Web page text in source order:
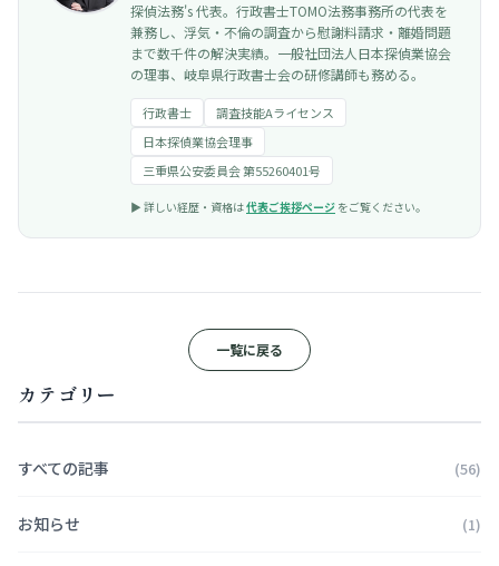
探偵法務's 代表。行政書士TOMO法務事務所の代表を
兼務し、浮気・不倫の調査から慰謝料請求・離婚問題
まで数千件の解決実績。一般社団法人日本探偵業協会
の理事、岐阜県行政書士会の研修講師も務める。
行政書士
調査技能Aライセンス
日本探偵業協会理事
三重県公安委員会 第55260401号
▶︎ 詳しい経歴・資格は代表ご挨拶ページ をご覧ください。
一覧に戻る
カテゴリー
すべての記事 (56)
お知らせ (1)